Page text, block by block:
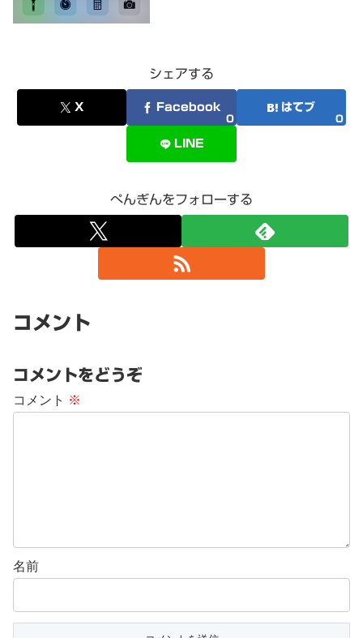
シェアする
X Facebook
0
はてブ
0
LINE
ぺんぎんをフォローする
コメント
コメントをどうぞ
コメント ※
名前